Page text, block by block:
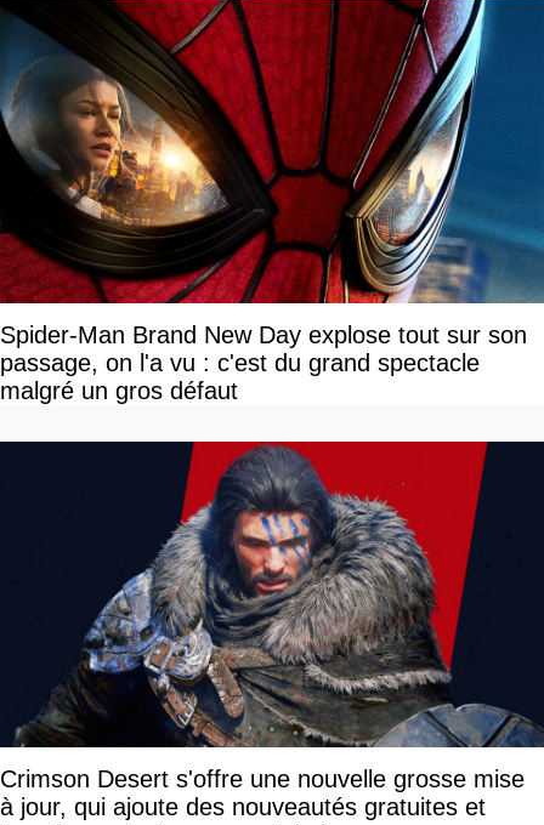
Spider-Man Brand New Day explose tout sur son
passage, on l'a vu : c'est du grand spectacle
malgré un gros défaut
Crimson Desert s'offre une nouvelle grosse mise
à jour, qui ajoute des nouveautés gratuites et